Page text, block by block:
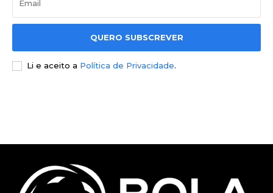
QUERO SUBSCREVER
Li e aceito a Política de Privacidade.